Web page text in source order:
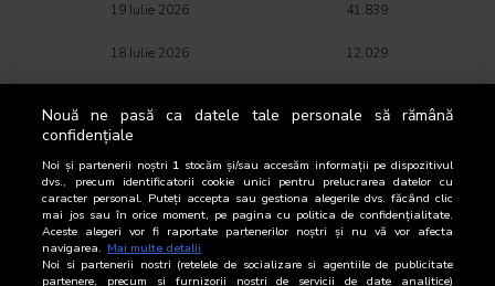
19 Iulie 2026 41.839
18 Iulie 2026 12.029
16 Iulie 2026
15 Iulie 2026 18.927
14 Iulie 2026 16.981
13 Iulie 2026 18.177
Nouă ne pasă ca datele tale personale să rămână
confidențiale
Noi și partenerii noștri 1 stocăm și/sau accesăm informații pe dispozitivul
dvs., precum identificatorii cookie unici pentru prelucrarea datelor cu
caracter personal. Puteți accepta sau gestiona alegerile dvs. făcând clic
mai jos sau în orice moment, pe pagina cu politica de confidențialitate.
Aceste alegeri vor fi raportate partenerilor noștri și nu vă vor afecta
navigarea. Mai multe detalii
Noi si partenerii nostri (retelele de socializare si agentiile de publicitate
partenere, precum si furnizorii nostri de servicii de date analitice)